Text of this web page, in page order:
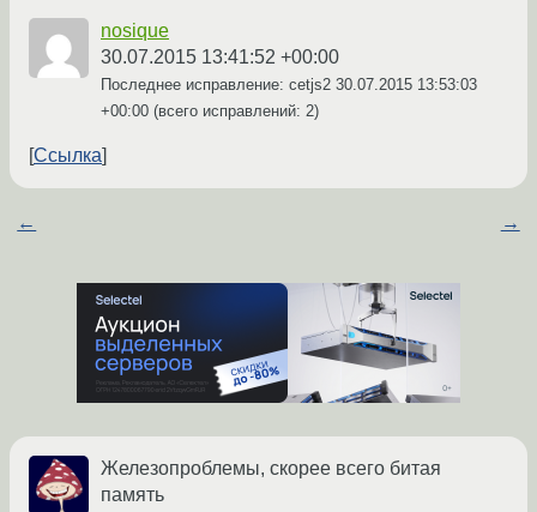
nosique
30.07.2015 13:41:52 +00:00
Последнее исправление: cetjs2 30.07.2015 13:53:03
+00:00 (всего исправлений: 2)
Ссылка
← →
Железопроблемы, скорее всего битая
память